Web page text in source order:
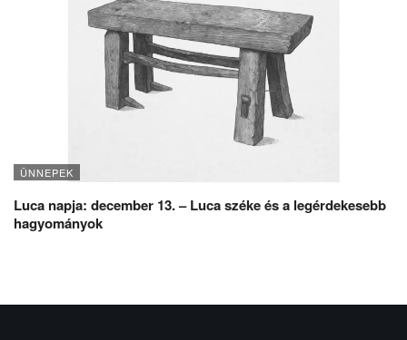
ÜNNEPEK
Luca napja: december 13. – Luca széke és a legérdekesebb
hagyományok